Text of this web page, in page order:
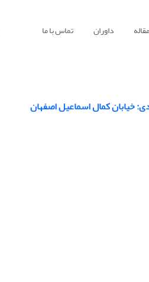
داوران تماس با ما
خیابان کمال اسماعیل اصفهان